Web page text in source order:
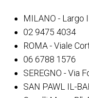
MILANO - Largo
02 9475 4034
ROMA - Viale
06 6788 1576
SEREGNO - Via
SAN PAWL IL-